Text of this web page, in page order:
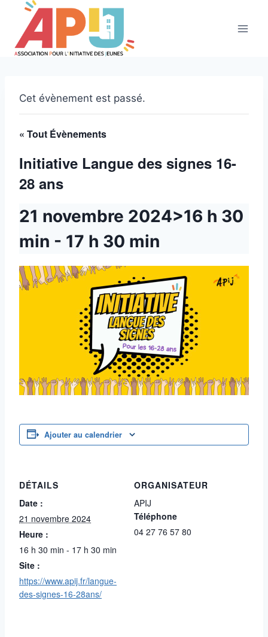
contenu
Cet évènement est passé.
« Tout Évènements
Initiative Langue des signes 16-
28 ans
21 novembre 2024>16 h 30
min - 17 h 30 min
Ajouter au calendrier
DÉTAILS
Date :
21 novembre 2024
Heure :
16 h 30 min - 17 h 30 min
Site :
https://www.apij.fr/langue-
des-signes-16-28ans/
ORGANISATEUR
APIJ
Téléphone
04 27 76 57 80